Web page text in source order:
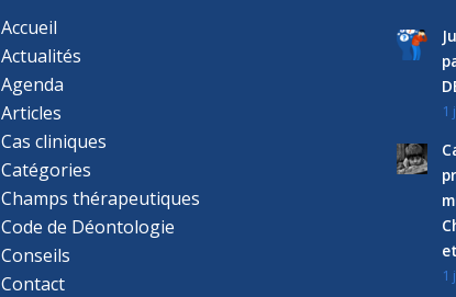
Accueil
Actualités
Agenda
Articles
Cas cliniques
Catégories
Champs thérapeutiques
Code de Déontologie
Conseils
Contact
1
1